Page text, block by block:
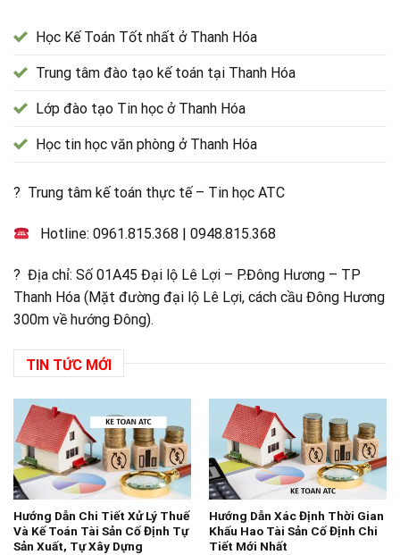
Học Kế Toán Tốt nhất ở Thanh Hóa
Trung tâm đào tạo kế toán tại Thanh Hóa
Lớp đào tạo Tin học ở Thanh Hóa
Học tin học văn phòng ở Thanh Hóa
? Trung tâm kế toán thực tế – Tin học ATC
Hotline:0961.815.368 |0948.815.368
? Địa chỉ: Số 01A45 Đại lộ Lê Lợi – P.Đông Hương – TP
Thanh Hóa (Mặt đường đại lộ Lê Lợi, cách cầu Đông Hương
300m về hướng Đông).
TIN TỨC MỚI
Hướng Dẫn Chi Tiết Xử Lý Thuế
Và Kế Toán Tài Sản Cố Định Tự
Sản Xuất, Tự Xây Dựng
Hướng Dẫn Xác Định Thời Gian
Khấu Hao Tài Sản Cố Định Chi
Tiết Mới Nhất